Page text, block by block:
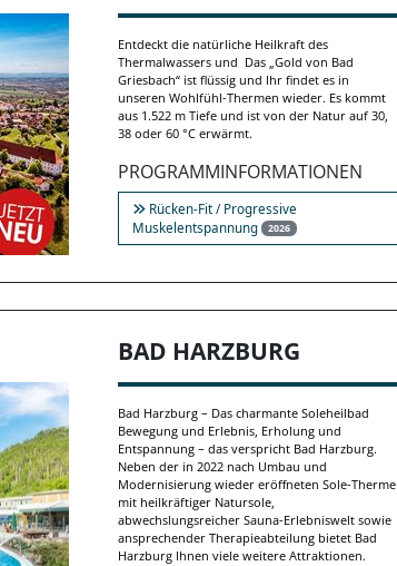
Entdeckt die natürliche Heilkraft des
Thermalwassers und Das „Gold von Bad
Griesbach“ ist flüssig und Ihr findet es in
unseren Wohlfühl-Thermen wieder. Es kommt
aus 1.522 m Tiefe und ist von der Natur auf 30,
38 oder 60 °C erwärmt.
PROGRAMMINFORMATIONEN
Rücken-Fit / Progressive
Muskelentspannung 2026
BAD HARZBURG
Bad Harzburg – Das charmante Soleheilbad
Bewegung und Erlebnis, Erholung und
Entspannung – das verspricht Bad Harzburg.
Neben der in 2022 nach Umbau und
Modernisierung wieder eröffneten Sole-Therme
mit heilkräftiger Natursole,
abwechslungsreicher Sauna-Erlebniswelt sowie
ansprechender Therapieabteilung bietet Bad
Harzburg Ihnen viele weitere Attraktionen.